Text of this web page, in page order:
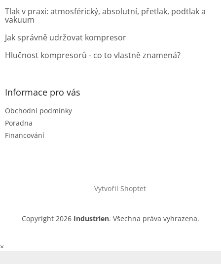
Tlak v praxi: atmosférický, absolutní, přetlak, podtlak a
vakuum
Jak správně udržovat kompresor
Hlučnost kompresorů - co to vlastně znamená?
Informace pro vás
Obchodní podmínky
Poradna
Financování
Vytvořil Shoptet
Copyright 2026 Industrien. Všechna práva vyhrazena.
×